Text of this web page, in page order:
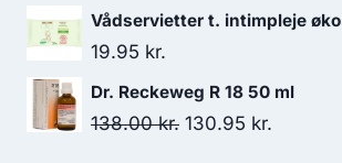
oprindelige
pris
56.95 kr..
aktuelle
41.00 kr..
Vådservietter t. intimpleje øko
19.95 kr.
Dr. Reckeweg R 18 50 ml
138.00kr. Den
130.95 kr.